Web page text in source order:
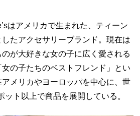
はアメリカで生まれた、ティーン
たアクセサリーブランド。現在は
が大好きな女の子に広く愛される
の子たちのベストフレンド」とい
メリカやヨーロッパを中心に、世
ット以上で商品を展開している。